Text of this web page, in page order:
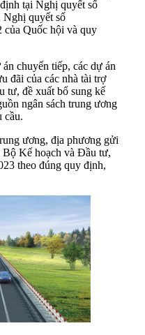
tại Nghị quyết số
Nghị quyết số
của Quốc hội và quy
chuyển tiếp, các dự án
đãi của các nhà tài trợ
tư, đề xuất bổ sung kế
ngân sách trung ương
cầu.
ương, địa phương gửi
Bộ Kế hoạch và Đầu tư,
theo đúng quy định,